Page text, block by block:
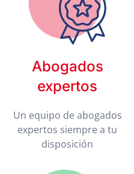
Abogados
expertos
Un equipo de abogados
expertos siempre a tu
disposición